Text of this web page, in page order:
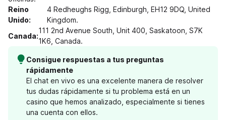
Reino
Unido:
4 Redheughs Rigg, Edinburgh, EH12 9DQ, United
Kingdom.
Canada:
111 2nd Avenue South, Unit 400, Saskatoon, S7K
1K6, Canada.
Consigue respuestas a tus preguntas
rápidamente
El chat en vivo es una excelente manera de resolver
tus dudas rápidamente si tu problema está en un
casino que hemos analizado, especialmente si tienes
una cuenta con ellos.